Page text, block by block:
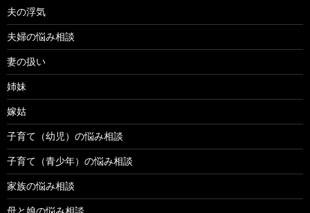
夫の浮気
夫婦の悩み相談
妻の扱い
姉妹
嫁姑
子育て（幼児）の悩み相談
子育て（青少年）の悩み相談
家族の悩み相談
母と娘の悩み相談